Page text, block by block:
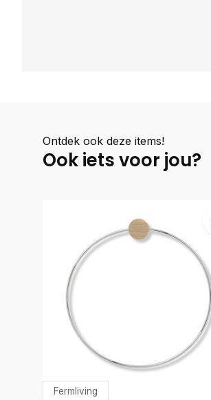
Ontdek ook deze items!
Ook iets voor jou?
Fermliving